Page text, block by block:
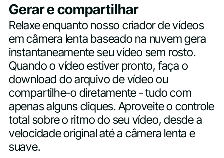
Gerar e compartilhar
Relaxe enquanto nosso criador de vídeos
em câmera lenta baseado na nuvem gera
instantaneamente seu vídeo sem rosto.
Quando o vídeo estiver pronto, faça o
download do arquivo de vídeo ou
compartilhe-o diretamente - tudo com
apenas alguns cliques. Aproveite o controle
total sobre o ritmo do seu vídeo, desde a
velocidade original até a câmera lenta e
suave.